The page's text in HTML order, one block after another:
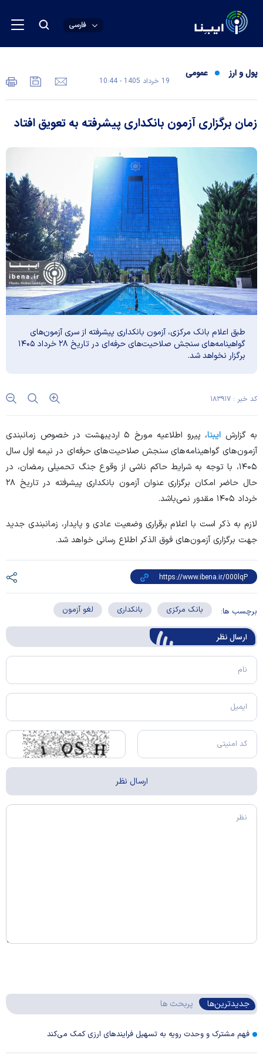
فارسی
پول و ارز عمومی
19 خرداد 1405 - 10:44
زمان برگزاری آزمون بانکداری پیشرفته به تعویق افتاد
طبق اعلام بانک مرکزی، آزمون بانکداری پیشرفته از سری آزمون‌های
گواهینامه‌های سنجش صلاحیت‌های حرفه‌ای در تاریخ ۲۸ خرداد ۱۴۰۵
برگزار نخواهد شد.
کد خبر : ۱۸۳۹۱۷
به گزارش ایبنا، پیرو
اطلاعیه مورخ ۵ اردیبهشت در خصوص زمانبندی
آزمون‌های گواهینامه‌های سنجش صلاحیت‌های حرفه‌ای در نیمه اول سال
۱۴۰۵، با توجه به شرایط حاکم ناشی از وقوع جنگ تحمیلی رمضان، در
حال حاضر امکان برگزاری عنوان آزمون بانکداری پیشرفته در تاریخ ۲۸
خرداد ۱۴۰۵ مقدور نمی‌باشد.
لازم به ذکر است با اعلام برقراری وضعیت عادی و پایدار، زمانبندی جدید
جهت برگزاری آزمون‌های فوق الذکر اطلاع رسانی خواهد شد.
برچسب ها: بانک مرکزی بانکداری لغو آزمون
ارسال‌ نظر
جدیدترین‌ها پربحث ها
فهم مشترک و وحدت رویه به تسهیل فرایند‌های ارزی کمک می‌کند